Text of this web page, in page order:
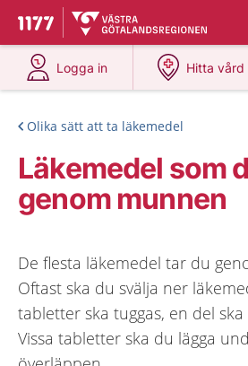
Till startsidan för 1177
Du har valt region
Logga in
på 1177.se
Hitta vård
på
Olika sätt att ta läkemedel
Läkemedel som
genom munnen
De flesta läkemedel tar du
Oftast ska du svälja ner
tabletter ska tuggas, en del
Vissa tabletter ska du lägga